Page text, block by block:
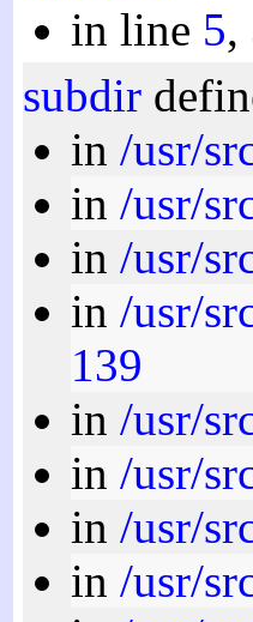
in line 5,
subdir
in /usr/
in /usr/
in /usr/
in /usr/
139
in /usr/
in /usr/
in /usr/
in /usr/